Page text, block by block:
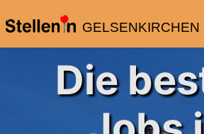
GELSENKIRCHEN
Die